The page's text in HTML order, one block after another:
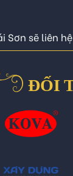
Sơn sẽ liên
ĐỐI